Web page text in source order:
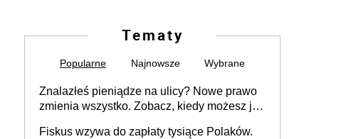
Tematy
Popularne Najnowsze Wybrane
Znalazłeś pieniądze na ulicy? Nowe prawo
zmienia wszystko. Zobacz, kiedy możesz je
Fiskus wzywa do zapłaty tysiące Polaków.